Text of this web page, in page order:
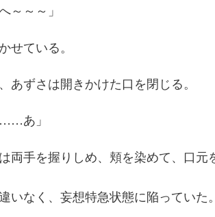
～～～」
せている。
あずさは開きかけた口を閉じる。
あ」
両手を握りしめ、頬を染めて、口元
いなく、妄想特急状態に陥っていた